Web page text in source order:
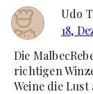
Udo
18,
Die
richtigen
Weine die